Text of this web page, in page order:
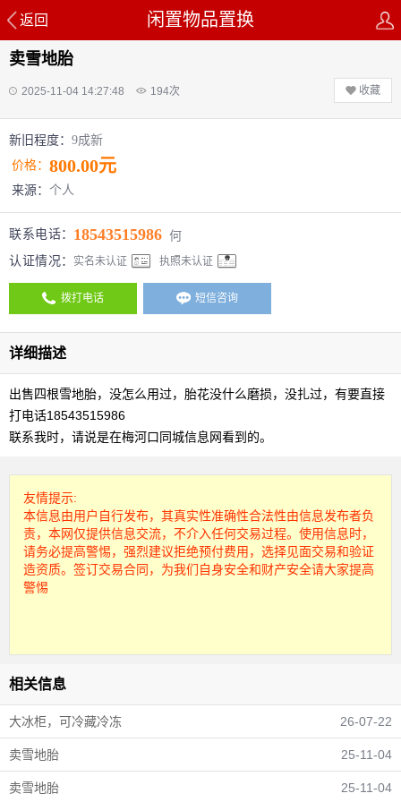
返回 闲置物品置换
卖雪地胎
2025-11-04 14:27:48 194次 收藏
新旧程度： 9成新
价格： 800.00元
来源： 个人
联系电话： 18543515986 何
认证情况：
实名未认证 执照未认证
拨打电话 短信咨询
详细描述
出售四根雪地胎，没怎么用过，胎花没什么磨损，没扎过，有要直接
打电话18543515986
联系我时，请说是在梅河口同城信息网看到的。
友情提示:
本信息由用户自行发布，其真实性准确性合法性由信息发布者负
责，本网仅提供信息交流，不介入任何交易过程。使用信息时，
请务必提高警惕，强烈建议拒绝预付费用，选择见面交易和验证
造资质。签订交易合同，为我们自身安全和财产安全请大家提高
警惕
相关信息
大冰柜，可冷藏冷冻 26-07-22
卖雪地胎 25-11-04
卖雪地胎 25-11-04